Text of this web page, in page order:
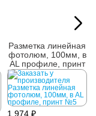
Разметка линейная
фотолюм, 100мм, в
AL профиле, принт
№5
1 974 ₽